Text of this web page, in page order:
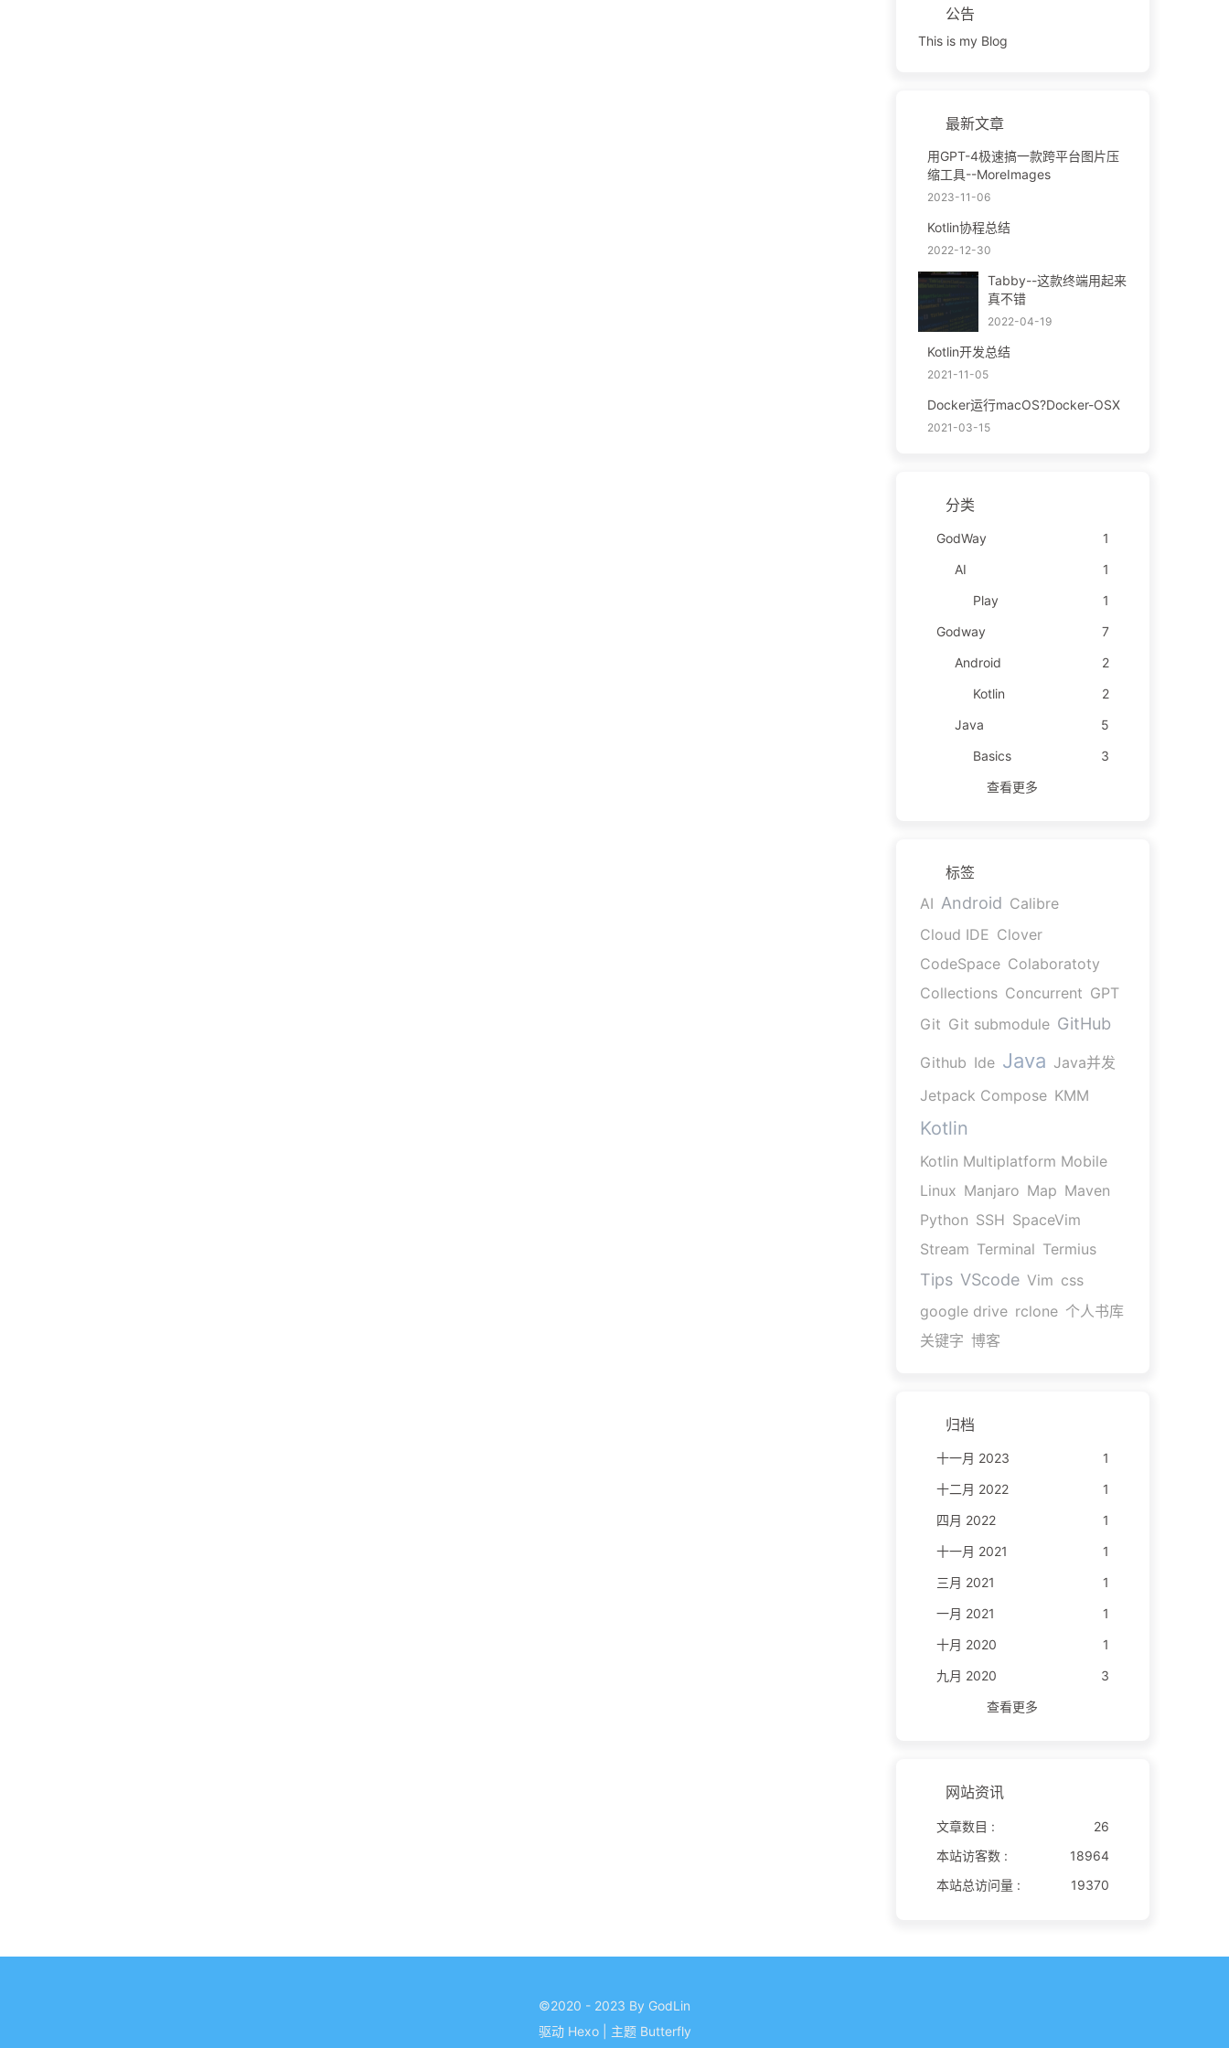
公告
This is my Blog
最新文章
用GPT-4极速搞一款跨平台图片压
缩工具--MoreImages
2023-11-06
Kotlin协程总结
2022-12-30
Tabby--这款终端用起来
真不错
2022-04-19
Kotlin开发总结
2021-11-05
Docker运行macOS?Docker-OSX
2021-03-15
分类
GodWay
1
AI
1
Play
1
Godway
7
Android
2
Kotlin
2
Java
5
Basics
3
查看更多
标签
AI Android Calibre
Cloud IDE Clover
CodeSpace Colaboratoty
Collections Concurrent GPT
Git Git submodule GitHub
Github Ide Java Java并发
Jetpack Compose KMM
Kotlin
Kotlin Multiplatform Mobile
Linux Manjaro Map Maven
Python SSH SpaceVim
Stream Terminal Termius
Tips VScode Vim css
google drive rclone 个人书库
关键字 博客
归档
十一月 2023
1
十二月 2022
1
四月 2022
1
十一月 2021
1
三月 2021
1
一月 2021
1
十月 2020
1
九月 2020
3
查看更多
网站资讯
文章数目 :
26
本站访客数 :
18964
本站总访问量 :
19370
©2020 - 2023 By GodLin
驱动 Hexo 主题 Butterfly